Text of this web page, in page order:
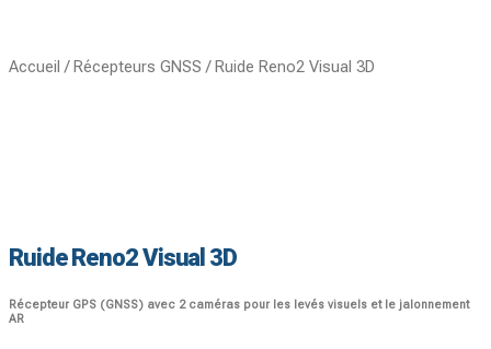
Accueil /Récepteurs GNSS / Ruide Reno2 Visual 3D
Ruide Reno2 Visual 3D
Récepteur GPS (GNSS) avec 2 caméras pour les levés visuels et le jalonnement
AR